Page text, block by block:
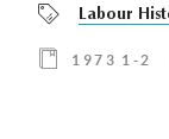
Labour
1973 1-2